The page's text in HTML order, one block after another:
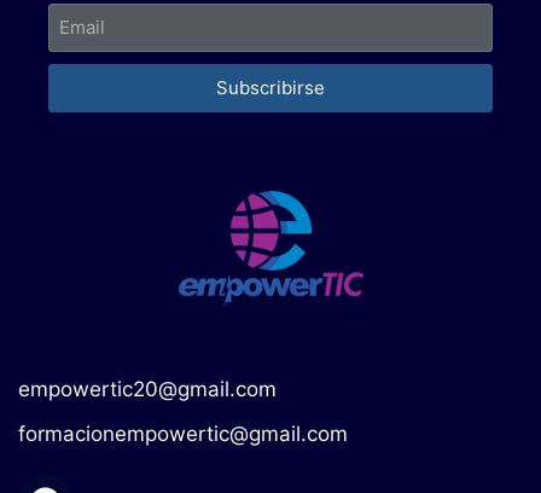
Subscribirse
empowertic20@gmail.com
formacionempowertic@gmail.com